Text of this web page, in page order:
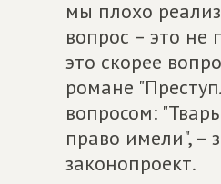
мы плохо
вопрос – это не
это скорее
романе
вопросом:
право имели", –
законопроект.